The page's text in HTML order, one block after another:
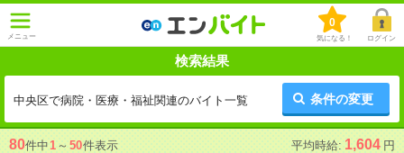
メニュー
0
気になる！ ログイン
検索結果
中央区で病院・医療・福祉関連のバイト一覧 条件の変更
80件中1 ～ 50件表示 平均時給: 1,604 円